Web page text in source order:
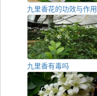
九里香花的功效与作用
九里香有毒吗